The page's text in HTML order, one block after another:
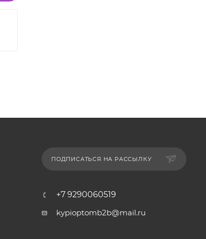
ПОДПИСАТЬСЯ НА РАССЫЛКУ
+7 9290060519
kypioptomb2b@mail.ru